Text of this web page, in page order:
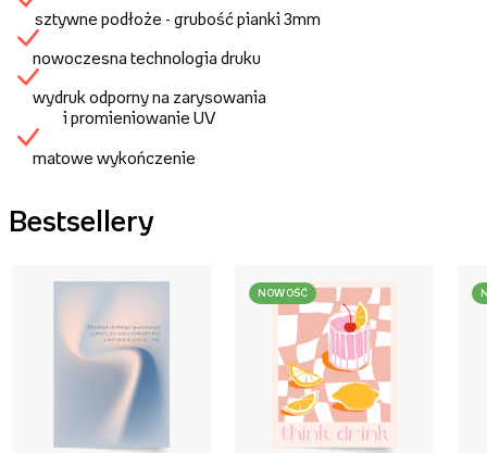
sztywne podłoże - grubość pianki 3mm
nowoczesna technologia druku
wydruk odporny na zarysowania
i promieniowanie UV
matowe wykończenie
Bestsellery
NOWOŚĆ